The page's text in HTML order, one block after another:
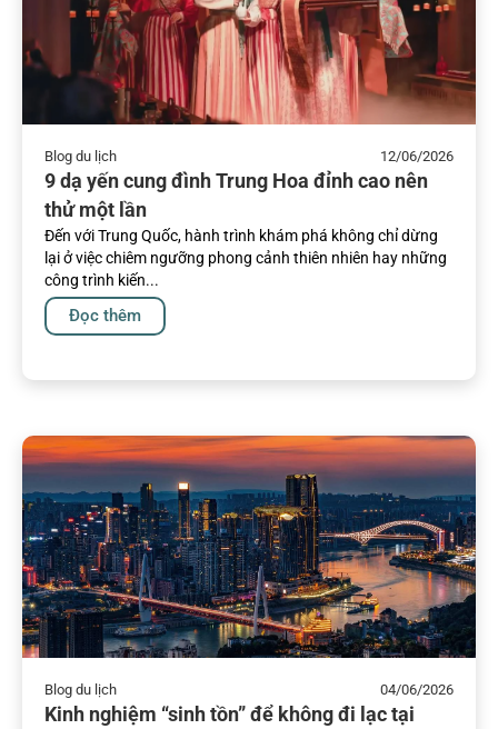
Blog du lịch 12/06/2026
9 dạ yến cung đình Trung Hoa đỉnh cao nên
thử một lần
Đến với Trung Quốc, hành trình khám phá không chỉ dừng
lại ở việc chiêm ngưỡng phong cảnh thiên nhiên hay những
công trình kiến...
Đọc thêm
Blog du lịch 04/06/2026
Kinh nghiệm “sinh tồn” để không đi lạc tại